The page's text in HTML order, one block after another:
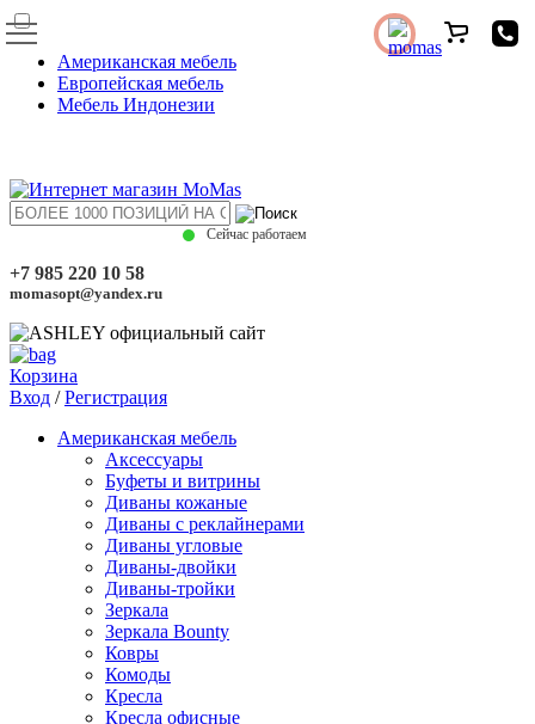
Американская мебель
Европейская мебель
Мебель Индонезии
Сейчас работаем
+7 985 220 10 58
momasopt@yandex.ru
Корзина
Вход /Регистрация
Американская мебель
Аксессуары
Буфеты и витрины
Диваны кожаные
Диваны с реклайнерами
Диваны угловые
Диваны-двойки
Диваны-тройки
Зеркала
Зеркала Bounty
Ковры
Комоды
Кресла
Кресла офисные